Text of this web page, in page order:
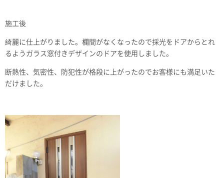
施工後
綺麗に仕上がりました。欄間がなくなったので採光をドアからとれ
るようガラス窓付きデザインのドアを使用しました。
断熱性、気密性、防犯性が格段に上がったのでお客様にも満足いた
だけました。